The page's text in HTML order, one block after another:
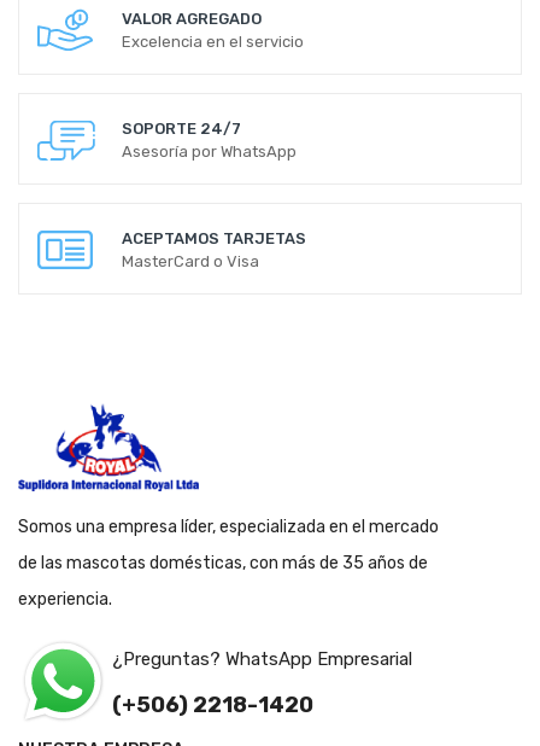
VALOR AGREGADO
Excelencia en el servicio
SOPORTE 24/7
Asesoría por WhatsApp
ACEPTAMOS TARJETAS
MasterCard o Visa
Somos una empresa líder, especializada en el mercado
de las mascotas domésticas, con más de 35 años de
experiencia.
¿Preguntas? WhatsApp Empresarial
(+506) 2218-1420